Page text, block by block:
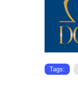
Tags: